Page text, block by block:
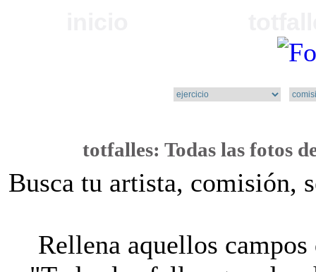
totfalles: Todas las fotos
Busca tu artista, comisión,
Rellena aquellos